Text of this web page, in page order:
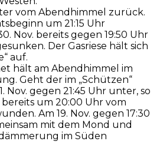
vom Abendhimmel zurück.
um 21:15 Uhr
Nov. bereits gegen 19:50 Uhr
Der Gasriese hält sich
auf.
hält am Abendhimmel im
Geht der im „Schützen“
Nov. gegen 21:45 Uhr unter, so
um 20:00 Uhr vom
Am 19. Nov. gegen 17:30
mit dem Mond und
im Süden